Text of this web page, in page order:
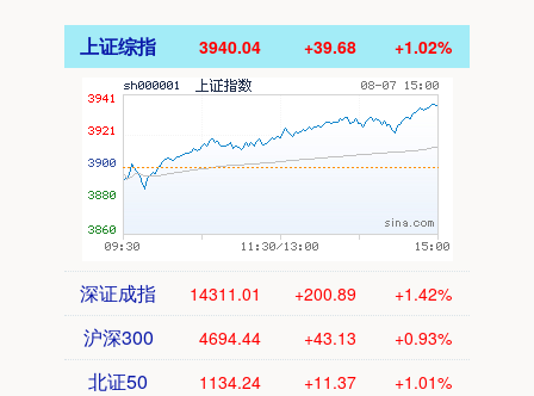
上证综指 3940.04 +39.68 +1.02%
深证成指 14311.01 +200.89 +1.42%
沪深300 4694.44 +43.13 +0.93%
北证50 1134.24 +11.37 +1.01%